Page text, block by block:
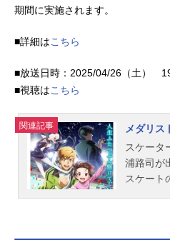
期間に実施されます。
■詳細はこちら
■放送日時：2025/04/26（土）
■視聴はこちら
関連記事
メダリス
スケータ
浦路司が
スケート
せていく